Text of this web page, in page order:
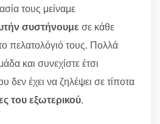
τους μείναμε
συστήνουμε σε κάθε
πελατολόγιό τους. Πολλά
και συνεχίστε έτσι
δεν έχει να ζηλέψει σε τίποτα
του εξωτερικού.